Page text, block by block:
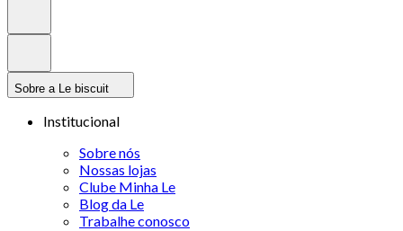
Sobre a Le biscuit
Institucional
Sobre nós
Nossas lojas
Clube Minha Le
Blog da Le
Trabalhe conosco